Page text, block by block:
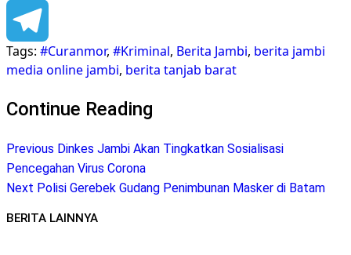
Facebook
Telegram
Tags: #Curanmor, #Kriminal, Berita Jambi, berita jambi
media online jambi, berita tanjab barat
Continue Reading
Previous Dinkes Jambi Akan Tingkatkan Sosialisasi
Pencegahan Virus Corona
Next Polisi Gerebek Gudang Penimbunan Masker di Batam
BERITA LAINNYA